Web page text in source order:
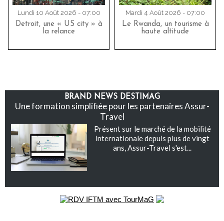
Lundi 10 Août 2026 - 07:00
Detroit, une « US city » à
la relance
Mardi 4 Août 2026 - 07:00
Le Rwanda, un tourisme à
haute altitude
BRAND NEWS DESTIMAG
Une formation simplifiée pour les partenaires Assur-
Travel
Présent sur le marché de la mobilité
internationale depuis plus de vingt
ans, Assur-Travel s'est...